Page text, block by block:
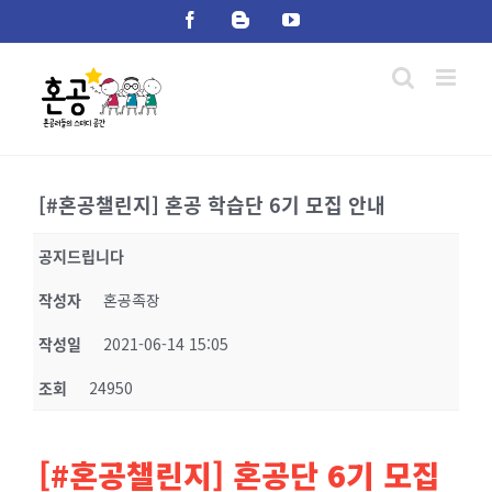
FacebookBloggerYouTube
[#혼공챌린지] 혼공 학습단 6기 모집 안내
공지드립니다
작성자
혼공족장
작성일
2021-06-14 15:05
조회
24950
[#혼공챌린지] 혼공단 6기 모집